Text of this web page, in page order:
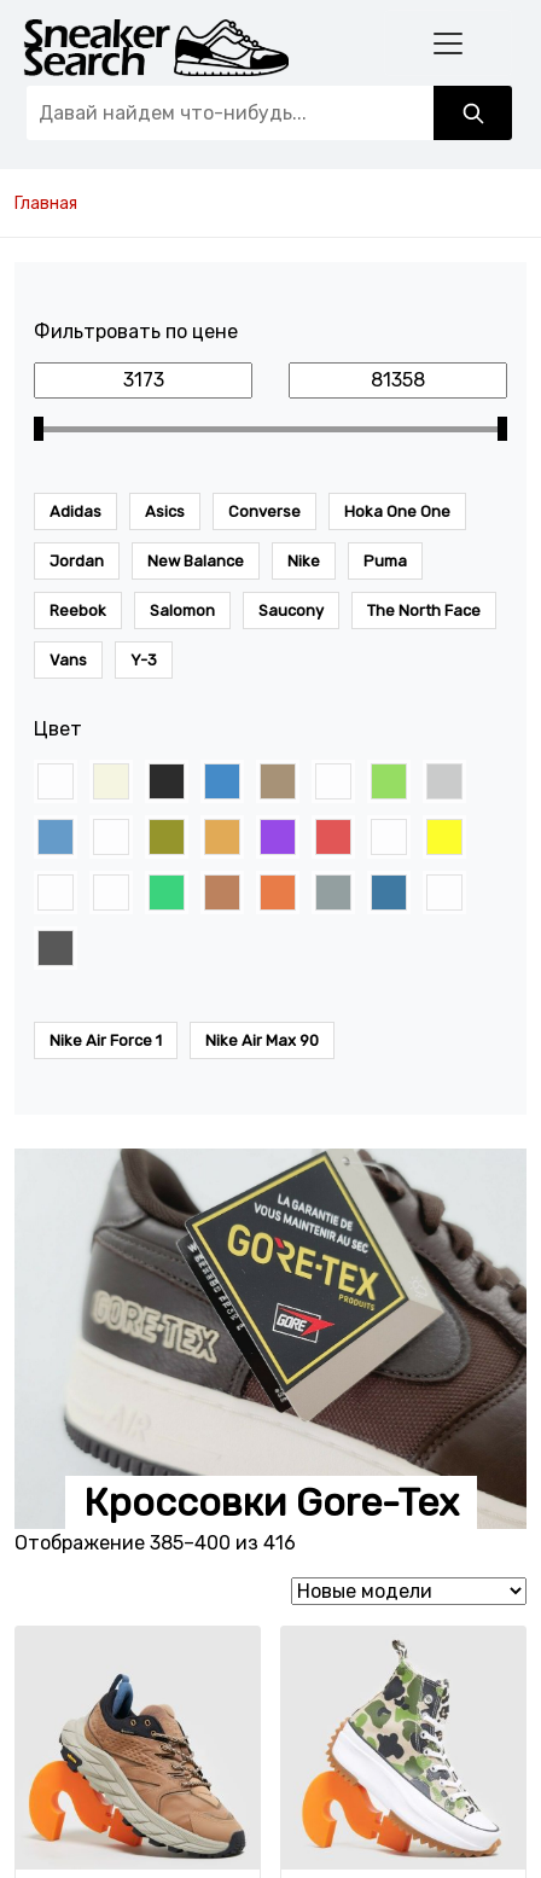
Главная
Кроссовки Gore-Tex
Отображение 385–400 из 416
Фильтровать по цене
Adidas Asics Converse Hoka One One
Jordan New Balance Nike Puma
Reebok Salomon Saucony The North Face
Vans Y-3
Цвет
Nike Air Force 1 Nike Air Max 90